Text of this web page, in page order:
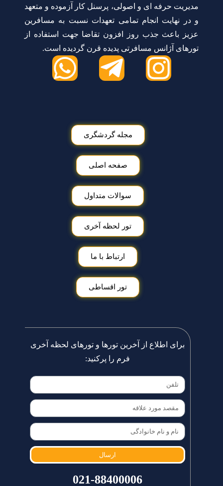
مدیریت حرفه ای و اصولی، پرسنل کار آزموده و متعهد
و در نهایت انجام تمامی تعهدات نسبت به مسافرین
عزیز باعث جذب روز افزون تقاضا جهت استفاده از
تورهای آژانس مسافرتی پدیده قرن گردیده است.
مجله گردشگری
صفحه اصلی
سوالات متداول
تور لحظه آخری
ارتباط با ما
تور اقساطی
برای اطلاع از آخرین تورها و تورهای لحظه آخری
فرم را پرکنید:
ارسال
021-88400006